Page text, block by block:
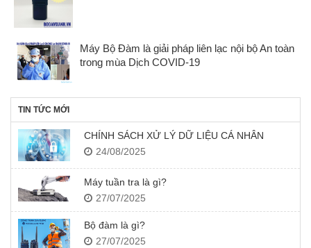
Máy Bộ Đàm là giải pháp liên lạc nội bộ An toàn
trong mùa Dịch COVID-19
TIN TỨC MỚI
CHÍNH SÁCH XỬ LÝ DỮ LIỆU CÁ NHÂN
24/08/2025
Máy tuần tra là gì?
27/07/2025
Bộ đàm là gì?
27/07/2025